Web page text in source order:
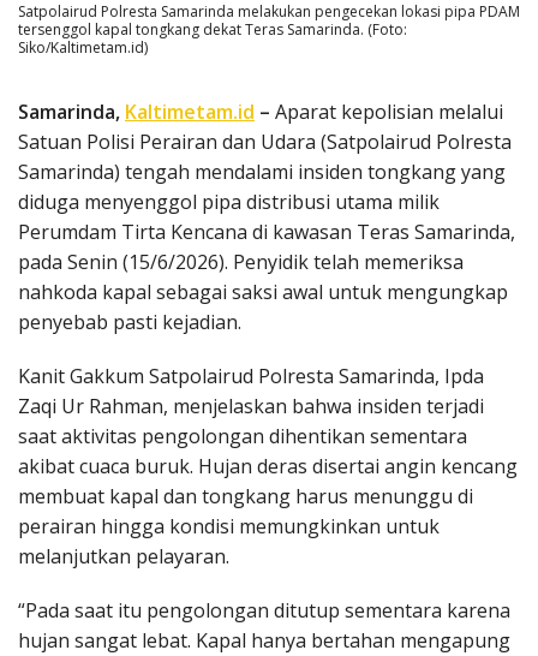
Satpolairud Polresta Samarinda melakukan pengecekan lokasi pipa PDAM
tersenggol kapal tongkang dekat Teras Samarinda. (Foto:
Siko/Kaltimetam.id)
Samarinda, Kaltimetam.id – Aparat kepolisian melalui
Satuan Polisi Perairan dan Udara (Satpolairud Polresta
Samarinda) tengah mendalami insiden tongkang yang
diduga menyenggol pipa distribusi utama milik
Perumdam Tirta Kencana di kawasan Teras Samarinda,
pada Senin (15/6/2026). Penyidik telah memeriksa
nahkoda kapal sebagai saksi awal untuk mengungkap
penyebab pasti kejadian.
Kanit Gakkum Satpolairud Polresta Samarinda, Ipda
Zaqi Ur Rahman, menjelaskan bahwa insiden terjadi
saat aktivitas pengolongan dihentikan sementara
akibat cuaca buruk. Hujan deras disertai angin kencang
membuat kapal dan tongkang harus menunggu di
perairan hingga kondisi memungkinkan untuk
melanjutkan pelayaran.
“Pada saat itu pengolongan ditutup sementara karena
hujan sangat lebat. Kapal hanya bertahan mengapung